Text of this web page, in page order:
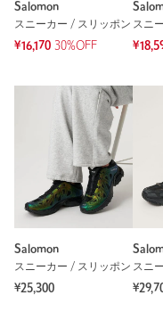
Salomon
スニーカー / スリッポン
¥16,170 30%OFF
スニ
Salomon
スニーカー / スリッポン
¥25,300
スニ